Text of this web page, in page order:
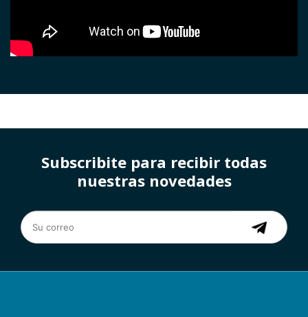
Subscribite para recibir todas
nuestras novedades